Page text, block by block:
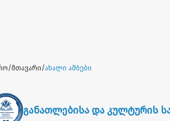
მთავარი/ახალი ამბები
განათლებისა და კულტურის